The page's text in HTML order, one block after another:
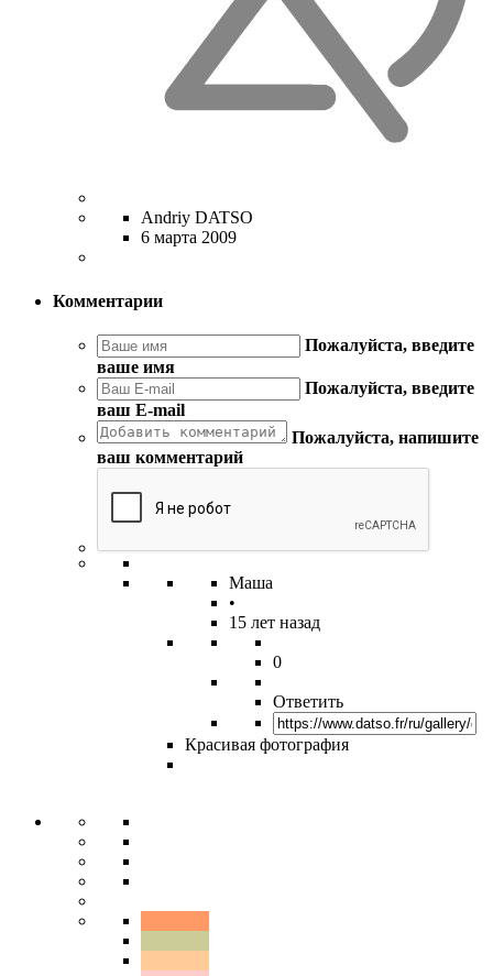
Andriy DATSO
6 марта 2009
Комментарии
Пожалуйста, введите
ваше имя
Пожалуйста, введите
ваш E-mail
Пожалуйста, напишите
ваш комментарий
Маша
•
15 лет назад
0
Ответить
Красивая фотография